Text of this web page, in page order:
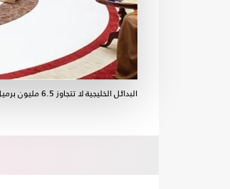
البدائل الخليجية لا تتجاوز 6.5 مليون برميل يوميا مقابل تدفقات تقارب 20 مليون برميل يوميا- الأناضول